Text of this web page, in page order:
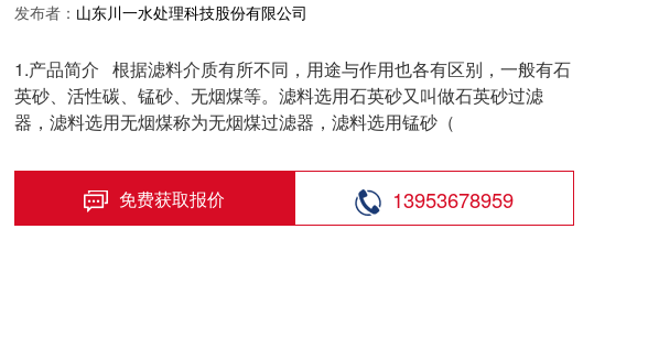
发布者： 山东川一水处理科技股份有限公司
1.产品简介 根据滤料介质有所不同，用途与作用也各有区别，一般有石
英砂、活性碳、锰砂、无烟煤等。滤料选用石英砂又叫做石英砂过滤
器，滤料选用无烟煤称为无烟煤过滤器，滤料选用锰砂（
免费获取报价 13953678959